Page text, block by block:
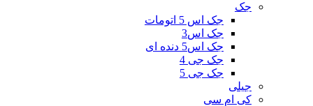
جک
جک اس 5 اتومات
جک اس3
جک اس5 دنده ای
جک جی 4
جک جی 5
جیلی
کی ام سی